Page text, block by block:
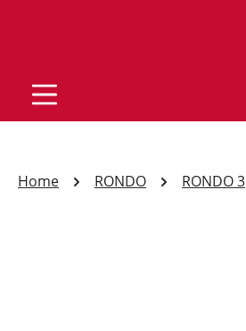
Home RONDO RONDO 3